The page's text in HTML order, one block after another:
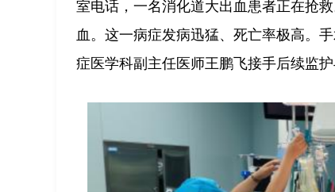
室电话，一名消化道大出血患者正在抢
血。这一病症发病迅猛、死亡率极高。
症医学科副主任医师王鹏飞接手后续监